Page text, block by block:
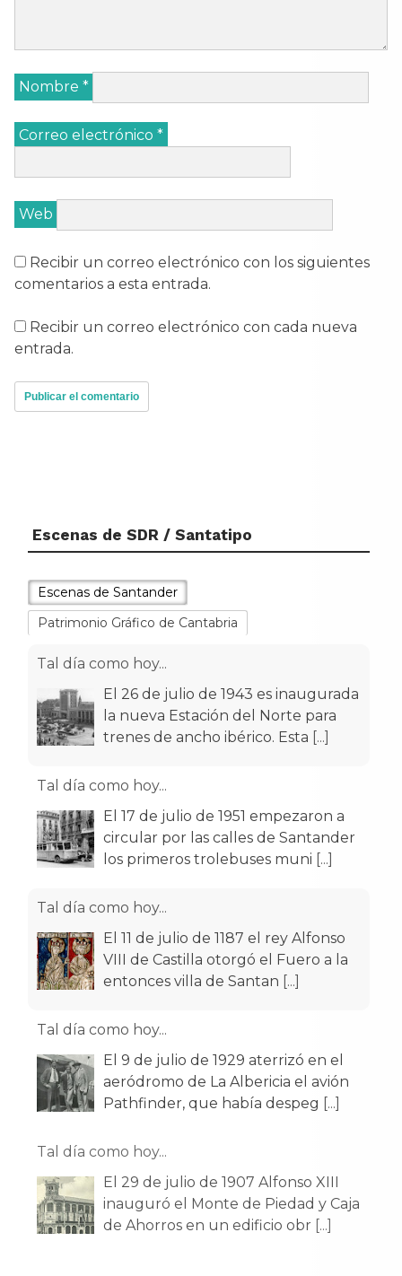
Nombre *
Correo electrónico *
Web
Recibir un correo electrónico con los siguientes
comentarios a esta entrada.
Recibir un correo electrónico con cada nueva
entrada.
Escenas de SDR / Santatipo
Escenas de Santander
Patrimonio Gráfico de Cantabria
Tal día como hoy...
El 26 de julio de 1943 es inaugurada
la nueva Estación del Norte para
trenes de ancho ibérico. Esta [...]
Tal día como hoy...
El 17 de julio de 1951 empezaron a
circular por las calles de Santander
los primeros trolebuses muni [...]
Tal día como hoy...
El 11 de julio de 1187 el rey Alfonso
VIII de Castilla otorgó el Fuero a la
entonces villa de Santan [...]
Tal día como hoy...
El 9 de julio de 1929 aterrizó en el
aeródromo de La Albericia el avión
Pathfinder, que había despeg [...]
Tal día como hoy...
El 29 de julio de 1907 Alfonso XIII
inauguró el Monte de Piedad y Caja
de Ahorros en un edificio obr [...]